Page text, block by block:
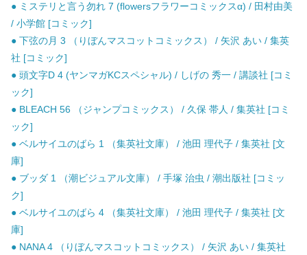
● ミステリと言う勿れ 7 (flowersフラワーコミックスα) / 田村由美
/ 小学館 [コミック]
● 下弦の月 3 （りぼんマスコットコミックス） / 矢沢 あい / 集英
社 [コミック]
● 頭文字D 4 (ヤンマガKCスペシャル) / しげの 秀一 / 講談社 [コミ
ック]
● BLEACH 56 （ジャンプコミックス） / 久保 帯人 / 集英社 [コミ
ック]
● ベルサイユのばら 1 （集英社文庫） / 池田 理代子 / 集英社 [文
庫]
● ブッダ 1 （潮ビジュアル文庫） / 手塚 治虫 / 潮出版社 [コミッ
ク]
● ベルサイユのばら 4 （集英社文庫） / 池田 理代子 / 集英社 [文
庫]
● NANA 4 （りぼんマスコットコミックス） / 矢沢 あい / 集英社